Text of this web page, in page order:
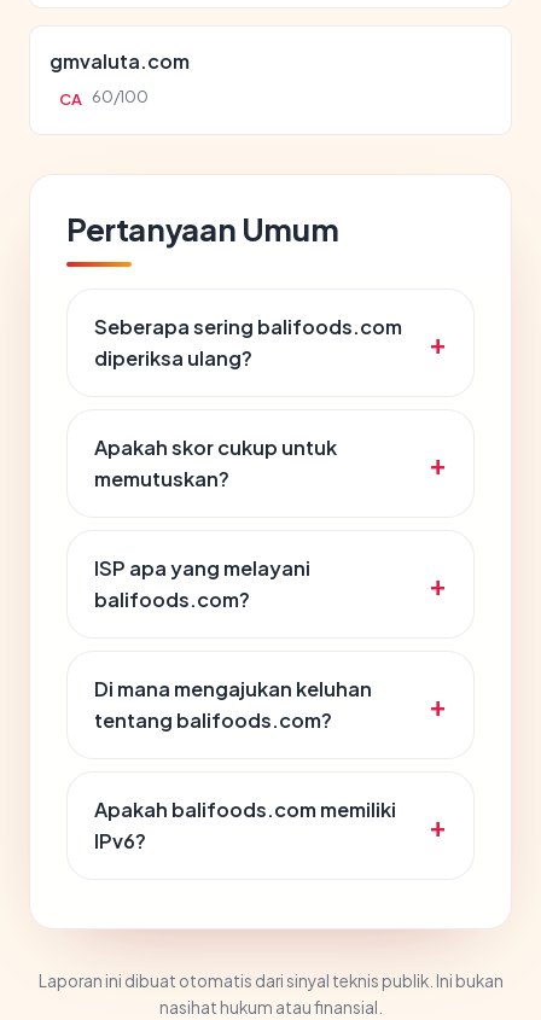
gmvaluta.com
CA 60/100
Pertanyaan Umum
Seberapa sering balifoods.com
diperiksa ulang?
Apakah skor cukup untuk
memutuskan?
ISP apa yang melayani
balifoods.com?
Di mana mengajukan keluhan
tentang balifoods.com?
Apakah balifoods.com memiliki
IPv6?
Laporan ini dibuat otomatis dari sinyal teknis publik. Ini bukan
nasihat hukum atau finansial.